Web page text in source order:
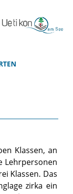
Klassen, an
Lehrpersonen
Klassen. Das
zirka ein